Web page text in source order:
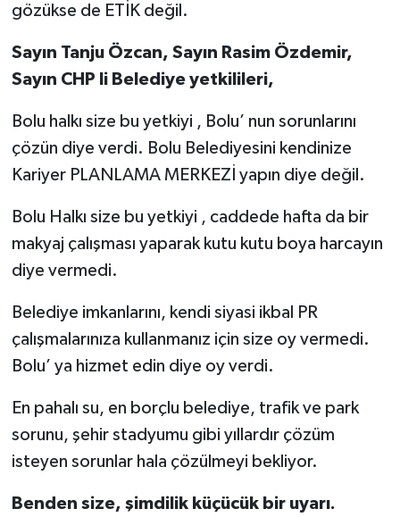
gözükse de ETİK değil.
Sayın Tanju Özcan, Sayın Rasim Özdemir,
Sayın CHP li Belediye yetkilileri,
Bolu halkı size bu yetkiyi , Bolu’ nun sorunlarını
çözün diye verdi. Bolu Belediyesini kendinize
Kariyer PLANLAMA MERKEZİ yapın diye değil.
Bolu Halkı size bu yetkiyi , caddede hafta da bir
makyaj çalışması yaparak kutu kutu boya harcayın
diye vermedi.
Belediye imkanlarını, kendi siyasi ikbal PR
çalışmalarınıza kullanmanız için size oy vermedi.
Bolu’ ya hizmet edin diye oy verdi.
En pahalı su, en borçlu belediye, trafik ve park
sorunu, şehir stadyumu gibi yıllardır çözüm
isteyen sorunlar hala çözülmeyi bekliyor.
Benden size, şimdilik küçücük bir uyarı.